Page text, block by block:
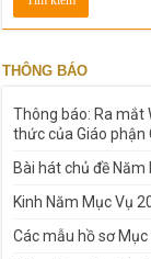
THÔNG BÁO
Thông báo: Ra mắt
thức của Giáo phận
Bài hát chủ đề
Kinh Năm Mục Vụ
Các mẫu hồ sơ